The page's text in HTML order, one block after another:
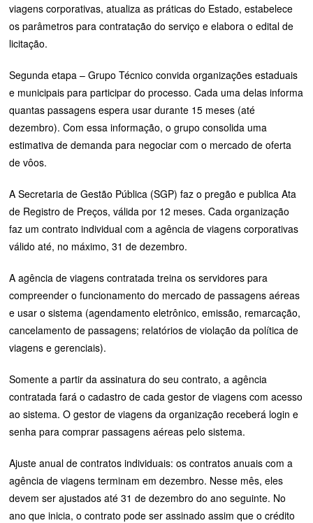
viagens corporativas, atualiza as práticas do Estado, estabelece
os parâmetros para contratação do serviço e elabora o edital de
licitação.
Segunda etapa – Grupo Técnico convida organizações estaduais
e municipais para participar do processo. Cada uma delas informa
quantas passagens espera usar durante 15 meses (até
dezembro). Com essa informação, o grupo consolida uma
estimativa de demanda para negociar com o mercado de oferta
de vôos.
A Secretaria de Gestão Pública (SGP) faz o pregão e publica Ata
de Registro de Preços, válida por 12 meses. Cada organização
faz um contrato individual com a agência de viagens corporativas
válido até, no máximo, 31 de dezembro.
A agência de viagens contratada treina os servidores para
compreender o funcionamento do mercado de passagens aéreas
e usar o sistema (agendamento eletrônico, emissão, remarcação,
cancelamento de passagens; relatórios de violação da política de
viagens e gerenciais).
Somente a partir da assinatura do seu contrato, a agência
contratada fará o cadastro de cada gestor de viagens com acesso
ao sistema. O gestor de viagens da organização receberá login e
senha para comprar passagens aéreas pelo sistema.
Ajuste anual de contratos individuais: os contratos anuais com a
agência de viagens terminam em dezembro. Nesse mês, eles
devem ser ajustados até 31 de dezembro do ano seguinte. No
ano que inicia, o contrato pode ser assinado assim que o crédito